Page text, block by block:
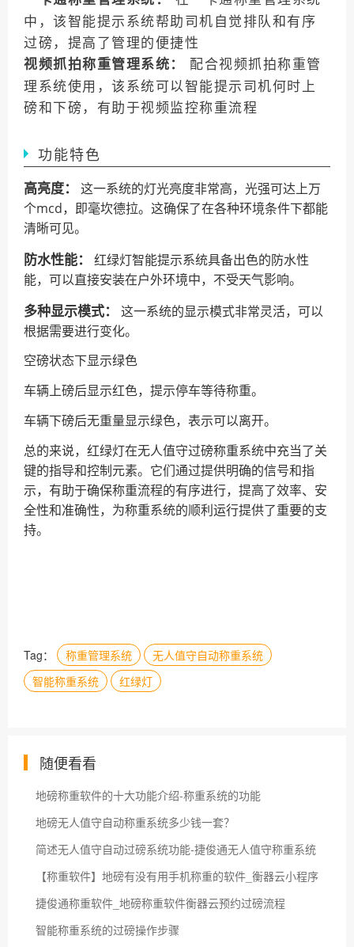
中，该智能提示系统帮助司机自觉排队和有序
过磅，提高了管理的便捷性
视频抓拍称重管理系统：
配合视频抓拍称重管
理系统使用，该系统可以智能提示司机何时上
磅和下磅，有助于视频监控称重流程
功能特色
高亮度：
这一系统的灯光亮度非常高，光强可达上万
个mcd，即毫坎德拉。这确保了在各种环境条件下都能
清晰可见。
防水性能：
红绿灯智能提示系统具备出色的防水性
能，可以直接安装在户外环境中，不受天气影响。
多种显示模式：
这一系统的显示模式非常灵活，可以
根据需要进行变化。
空磅状态下显示绿色
车辆上磅后显示红色，提示停车等待称重。
车辆下磅后无重量显示绿色，表示可以离开。
总的来说，红绿灯在无人值守过磅称重系统中充当了关
键的指导和控制元素。它们通过提供明确的信号和指
示，有助于确保称重流程的有序进行，提高了效率、安
全性和准确性，为称重系统的顺利运行提供了重要的支
持。
Tag： 称重管理系统
无人值守自动称重系统
智能称重系统
红绿灯
随便看看
地磅称重软件的十大功能介绍-称重系统的功能
地磅无人值守自动称重系统多少钱一套？
简述无人值守自动过磅系统功能-捷俊通无人值守称重系统
【称重软件】地磅有没有用手机称重的软件_衡器云小程序
捷俊通称重软件_地磅称重软件衡器云预约过磅流程
智能称重系统的过磅操作步骤